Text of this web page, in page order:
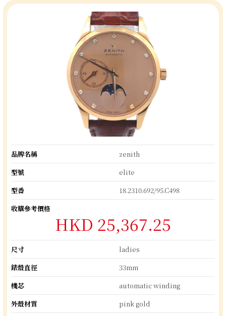
品牌名稱
zenith
型號
elite
型番
18.2310.692/95.C498
收購參考價格
HKD 25,367.25
尺寸
ladies
錶殼直徑
33mm
機芯
automatic winding
外殼材質
pink gold